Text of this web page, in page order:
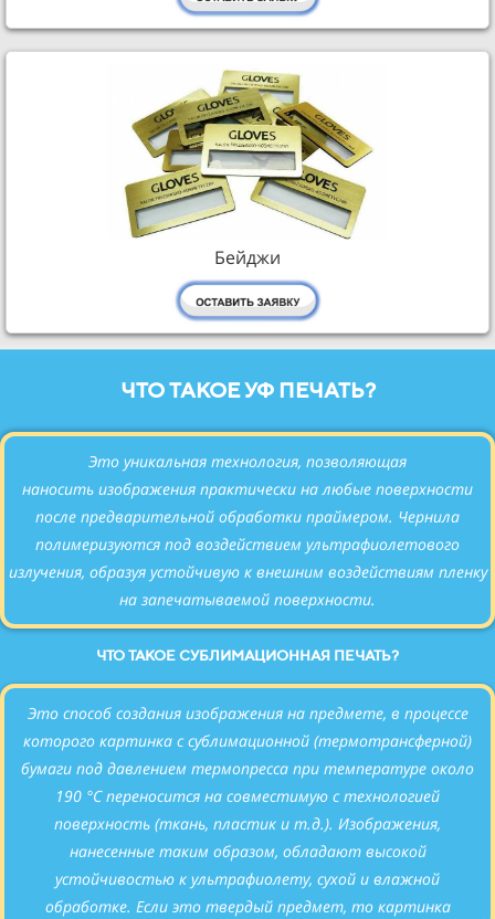
Бейджи
ЧТО ТАКОЕ УФ ПЕЧАТЬ?
Это уникальная технология, позволяющая
наносить изображения практически на любые поверхности
после предварительной обработки праймером. Чернила
полимеризуются под воздействием ультрафиолетового
излучения, образуя устойчивую к внешним воздействиям пленку
на запечатываемой поверхности.
ЧТО ТАКОЕ СУБЛИМАЦИОННАЯ ПЕЧАТЬ?
Это способ создания изображения на предмете, в процессе
которого картинка с сублимационной (термотрансферной)
бумаги под давлением термопресса при температуре около
190 °C переносится на совместимую с технологией
поверхность (ткань, пластик и т.д.). Изображения,
нанесенные таким образом, обладают высокой
устойчивостью к ультрафиолету, сухой и влажной
обработке. Если это твердый предмет, то картинка